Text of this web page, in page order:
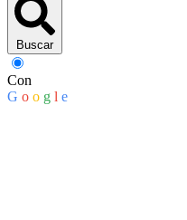
Buscar
Con
G o o g l e